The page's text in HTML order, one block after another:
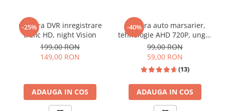
Invertoare auto
Lumini Ambientale
Testere auto
Intretinere auto
📱 Meniu Aplicații Structurat
-25%
Camera DVR inregistrare
trafic HD, night Vision
199,00 RON
149,00 RON
ADAUGA IN COS
-40%
Camera auto marsarier,
tehnologie AHD 720P, unghi
170 grade, rezistenta la apa
si praf
99,00 RON
59,00 RON
(13)
ADAUGA IN COS